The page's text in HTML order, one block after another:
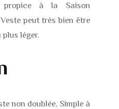
à la Saison
peut très bien être
léger.
non doublée, Simple à